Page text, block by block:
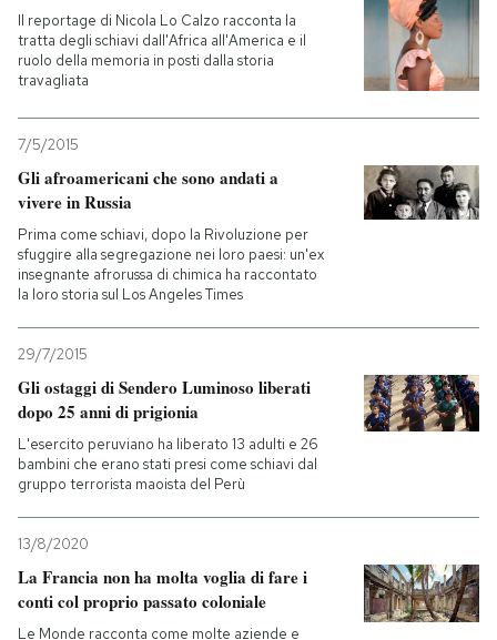
Il reportage di Nicola Lo Calzo racconta la
tratta degli schiavi dall'Africa all'America e il
ruolo della memoria in posti dalla storia
travagliata
7/5/2015
Gli afroamericani che sono andati a
vivere in Russia
Prima come schiavi, dopo la Rivoluzione per
sfuggire alla segregazione nei loro paesi: un'ex
insegnante afrorussa di chimica ha raccontato
la loro storia sul Los Angeles Times
29/7/2015
Gli ostaggi di Sendero Luminoso liberati
dopo 25 anni di prigionia
L'esercito peruviano ha liberato 13 adulti e 26
bambini che erano stati presi come schiavi dal
gruppo terrorista maoista del Perù
13/8/2020
La Francia non ha molta voglia di fare i
conti col proprio passato coloniale
Le Monde racconta come molte aziende e